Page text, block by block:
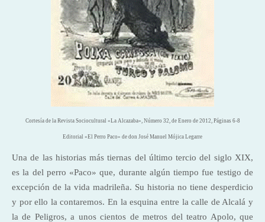
Cortesía de la Revista Sociocultural «La Alcazaba», Número 32, de Enero de 2012, Páginas 6-8
Editorial «El Perro Paco» de don José Manuel Mójica Legarre
Una de las historias más tiernas del último tercio del siglo XIX,
es la del perro «Paco» que, durante algún tiempo fue testigo de
excepción de la vida madrileña. Su historia no tiene desperdicio
y por ello la contaremos. En la esquina entre la calle de Alcalá y
la de Peligros, a unos cientos de metros del teatro Apolo, que